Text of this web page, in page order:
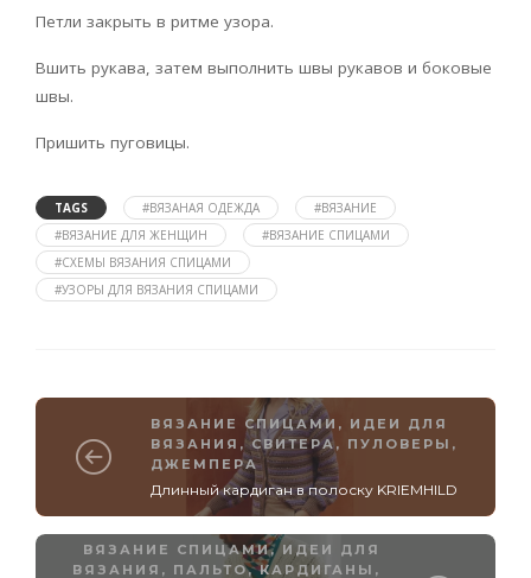
Петли закрыть в ритме узора.
Вшить рукава, затем выполнить швы рукавов и боковые
швы.
Пришить пуговицы.
TAGS #ВЯЗАНАЯ ОДЕЖДА
#ВЯЗАНИЕ
#ВЯЗАНИЕ ДЛЯ ЖЕНЩИН
#ВЯЗАНИЕ СПИЦАМИ
#СХЕМЫ ВЯЗАНИЯ СПИЦАМИ
#УЗОРЫ ДЛЯ ВЯЗАНИЯ СПИЦАМИ
ВЯЗАНИЕ СПИЦАМИ , ИДЕИ ДЛЯ
ВЯЗАНИЯ ,СВИТЕРА, ПУЛОВЕРЫ,
ДЖЕМПЕРА
Длинный кардиган в полоску KRIEMHILD
ВЯЗАНИЕ СПИЦАМИ, ИДЕИ ДЛЯ
ВЯЗАНИЯ , ПАЛЬТО, КАРДИГАНЫ,